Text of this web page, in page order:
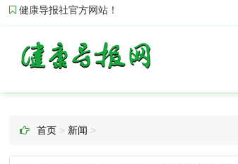
健康导报社官方网站！
首页 > 新闻 >